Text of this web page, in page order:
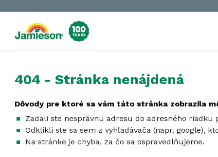
404 - Stránka nenájdená
Dôvody pre ktoré sa vám táto stránka zobrazila
Zadali ste nesprávnu adresu do adresného riadku
Odklikli ste sa sem z vyhľadávača (napr. google),
Na stránke je chyba, za čo sa ospravedlňujeme.